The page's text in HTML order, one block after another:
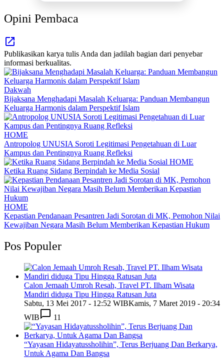
Opini Pembaca
Publikasikan karya tulis Anda dan jadilah bagian dari penyebar
informasi berkualitas.
Dakwah
Bijaksana Menghadapi Masalah Keluarga: Panduan Membangun
Keluarga Harmonis dalam Perspektif Islam
HOME
Antropolog UNUSIA Soroti Legitimasi Pengetahuan di Luar
Kampus dan Pentingnya Ruang Refleksi
HOME
Ketika Ruang Sidang Berpindah ke Media Sosial
HOME
Kepastian Pendanaan Pesantren Jadi Sorotan di MK, Pemohon Nilai
Kewajiban Negara Masih Belum Memberikan Kepastian Hukum
Pos Populer
Calon Jemaah Umroh Resah, Travel PT. Ilham Wisata
Mandiri diduga Tipu Hingga Ratusan Juta
Sabtu, 13 Mei 2017 - 12:52 WIBKamis, 7 Maret 2019 - 20:34
WIB
11
“Yayasan Hidayatussholihin”, Terus Berjuang Dan Berkarya,
Untuk Agama Dan Bangsa